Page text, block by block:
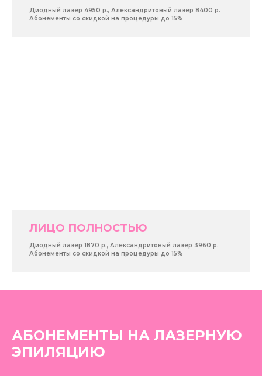
Диодный лазер 4950 р., Александритовый лазер 8400 р.
Абонементы со скидкой на процедуры до 15%
ЛИЦО ПОЛНОСТЬЮ
Диодный лазер 1870 р., Александритовый лазер 3960 р.
Абонементы со скидкой на процедуры до 15%
АБОНЕМЕНТЫ НА ЛАЗЕРНУЮ
ЭПИЛЯЦИЮ